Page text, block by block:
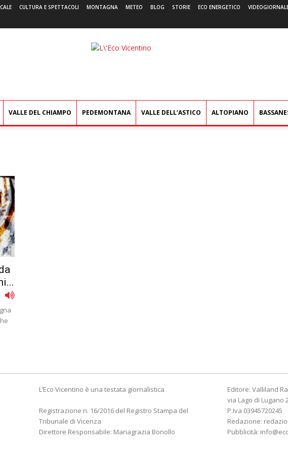
CULTURA E SPETTACOLI MONTAGNA METEO BLOG STORIE ECO ENERGETICO
L'Eco
VALLE DEL CHIAMPO PEDEMONTANA VALLE DELL’ASTICO ALTOPIANO
L’Eco Vicentino è una testata giornalistica
Registrazione n. 16/2016 del Registro Stampa del
Tribunale di Vicenza
Direttore Responsabile: Mariagrazia Bonollo
Editore: Valliland
via Lago di Lugano
P.Iva 03945720245
Redazione:
Pubblicità: